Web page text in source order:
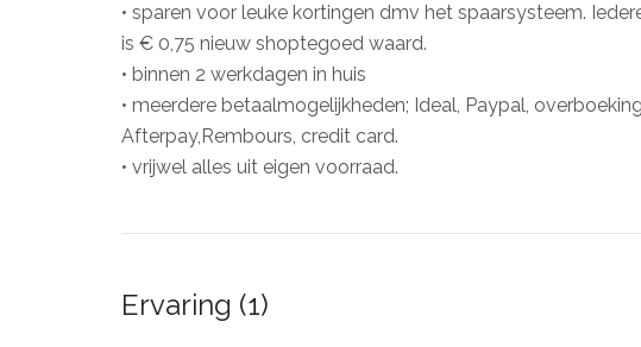
• sparen voor leuke kortingen dmv het spaarsysteem.
is € 0,75 nieuw shoptegoed waard.
• binnen 2 werkdagen in huis
• meerdere betaalmogelijkheden; Ideal, Paypal,
Afterpay,Rembours, credit card.
• vrijwel alles uit eigen voorraad.
Ervaring (1)